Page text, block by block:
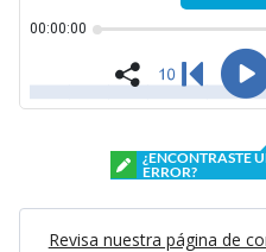
¿ENCONTRASTE
ERROR?
Revisa nuestra página de